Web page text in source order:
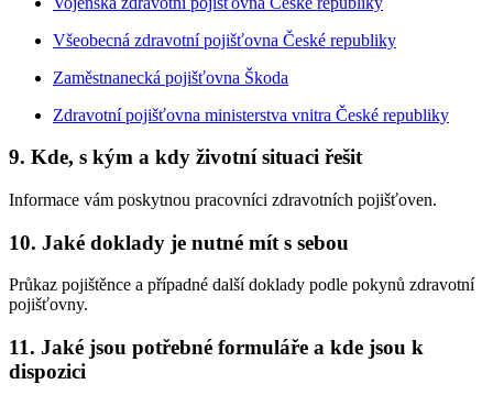
Všeobecná zdravotní pojišťovna České republiky
Zaměstnanecká pojišťovna Škoda
Zdravotní pojišťovna ministerstva vnitra České republiky
9. Kde, s kým a kdy životní situaci řešit
Informace vám poskytnou pracovníci zdravotních pojišťoven.
10. Jaké doklady je nutné mít s sebou
Průkaz pojištěnce a případné další doklady podle pokynů zdravotní
pojišťovny.
11. Jaké jsou potřebné formuláře a kde jsou k
dispozici